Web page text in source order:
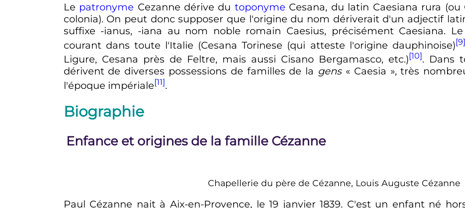
Le patronyme Cezanne dérive du toponyme Cesana, du latin Caesiana rura
colonia). On peut donc supposer que l'origine du nom dériverait d'un adjectif
suffixe -ianus, -iana au nom noble romain Caesius, précisément Caesiana.
courant dans toute l'Italie (Cesana Torinese (qui atteste l'origine dauphinoise)[9]
Ligure, Cesana près de Feltre, mais aussi Cisano Bergamasco, etc.)[10]. Dans
dérivent de diverses possessions de familles de la gens« Caesia », très
l'époque impériale[11].
Biographie
Enfance et origines de la famille Cézanne
Chapellerie du père de Cézanne, Louis Auguste Cézanne
Paul Cézanne nait à Aix-en-Provence, le19 janvier 1839. C'est un enfant né